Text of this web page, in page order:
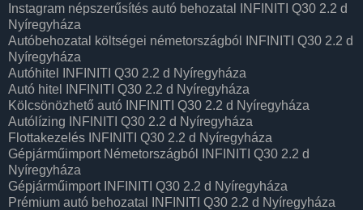
Instagram népszerűsítés autó behozatal INFINITI Q30 2.2 d
Nyíregyháza
Autóbehozatal költségei németországból INFINITI Q30 2.2 d
Nyíregyháza
Autóhitel INFINITI Q30 2.2 d Nyíregyháza
Autó hitel INFINITI Q30 2.2 d Nyíregyháza
Kölcsönözhető autó INFINITI Q30 2.2 d Nyíregyháza
Autólízing INFINITI Q30 2.2 d Nyíregyháza
Flottakezelés INFINITI Q30 2.2 d Nyíregyháza
Gépjárműimport Németországból INFINITI Q30 2.2 d
Nyíregyháza
Gépjárműimport INFINITI Q30 2.2 d Nyíregyháza
Prémium autó behozatal INFINITI Q30 2.2 d Nyíregyháza